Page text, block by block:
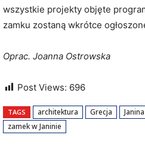
wszystkie projekty objęte
zamku zostaną wkrótce
Oprac. Joanna Ostrowska
Post Views: 696
TAGS architektura Grecja Janina
zamek w Janinie